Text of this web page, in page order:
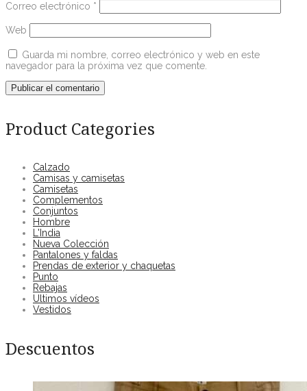
Correo electrónico *
Web
Guarda mi nombre, correo electrónico y web en este
navegador para la próxima vez que comente.
Product Categories
Calzado
Camisas y camisetas
Camisetas
Complementos
Conjuntos
Hombre
L'India
Nueva Colección
Pantalones y faldas
Prendas de exterior y chaquetas
Punto
Rebajas
Ultimos vídeos
Vestidos
Descuentos